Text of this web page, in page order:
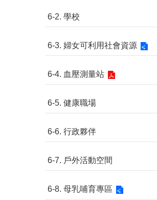
6-2. 學校
6-3. 婦女可利用社會資源
6-4. 血壓測量站
6-5. 健康職場
6-6. 行政夥伴
6-7. 戶外活動空間
6-8. 母乳哺育專區